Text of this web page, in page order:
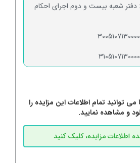
دفتر شعبه بیست و دوم اجرای احکام
توانید تمام اطلاعات این مزایده را
و مشاهده نمایید.